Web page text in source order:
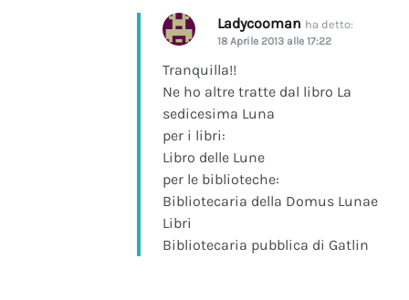
Ladycooman ha detto:
18 Aprile 2013 alle 17:22
Tranquilla!!
Ne ho altre tratte dal libro La
sedicesima Luna
per i libri:
Libro delle Lune
per le biblioteche:
Bibliotecaria della Domus Lunae
Libri
Bibliotecaria pubblica di Gatlin